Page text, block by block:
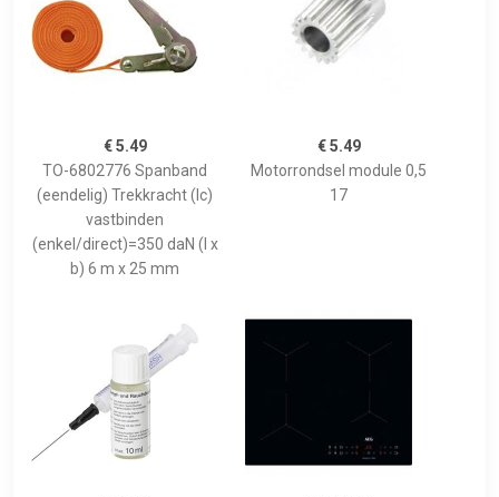
€ 5.49
TO-6802776 Spanband
(eendelig) Trekkracht (lc)
vastbinden
(enkel/direct)=350 daN (l x
b) 6 m x 25 mm
€ 5.49
Motorrondsel module 0,5
17